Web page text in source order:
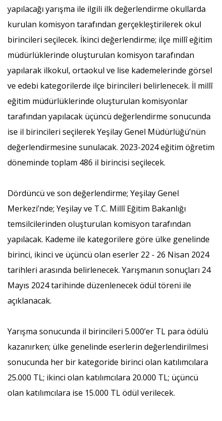
yapılacağı yarışma ile ilgili ilk değerlendirme okullarda
kurulan komisyon tarafından gerçekleştirilerek okul
birincileri seçilecek. İkinci değerlendirme; ilçe millî eğitim
müdürlüklerinde oluşturulan komisyon tarafından
yapılarak ilkokul, ortaokul ve lise kademelerinde görsel
ve edebi kategorilerde ilçe birincileri belirlenecek. İl millî
eğitim müdürlüklerinde oluşturulan komisyonlar
tarafından yapılacak üçüncü değerlendirme sonucunda
ise il birincileri seçilerek Yeşilay Genel Müdürlüğü’nün
değerlendirmesine sunulacak. 2023-2024 eğitim öğretim
döneminde toplam 486 il birincisi seçilecek.
Dördüncü ve son değerlendirme; Yeşilay Genel
Merkezi’nde; Yeşilay ve T.C. Millî Eğitim Bakanlığı
temsilcilerinden oluşturulan komisyon tarafından
yapılacak. Kademe ile kategorilere göre ülke genelinde
birinci, ikinci ve üçüncü olan eserler 22 - 26 Nisan 2024
tarihleri arasında belirlenecek. Yarışmanın sonuçları 24
Mayıs 2024 tarihinde düzenlenecek ödül töreni ile
açıklanacak.
Yarışma sonucunda il birincileri 5.000’er TL para ödülü
kazanırken; ülke genelinde eserlerin değerlendirilmesi
sonucunda her bir kategoride birinci olan katılımcılara
25.000 TL; ikinci olan katılımcılara 20.000 TL; üçüncü
olan katılımcılara ise 15.000 TL ödül verilecek.